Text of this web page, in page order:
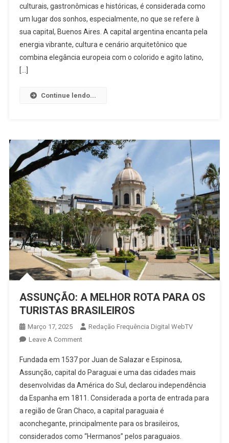
LINDAMENTE
ENCANTADORA
culturais, gastronômicas e históricas, é considerada como
um lugar dos sonhos, especialmente, no que se refere à
sua capital, Buenos Aires. A capital argentina encanta pela
energia vibrante, cultura e cenário arquitetônico que
combina elegância europeia com o colorido e agito latino,
[…]
Continue lendo...
ASSUNÇÃO: A MELHOR ROTA PARA OS
TURISTAS BRASILEIROS
Março 17, 2025
Redação Frequência Digital WebTV
Leave A CommentOn
A
MELHOR
ROTA
PARA
OS
TURISTAS
BRASILEIROS
Fundada em 1537 por Juan de Salazar e Espinosa,
Assunção, capital do Paraguai e uma das cidades mais
desenvolvidas da América do Sul, declarou independência
da Espanha em 1811. Considerada a porta de entrada para
a região de Gran Chaco, a capital paraguaia é
aconchegante, principalmente para os brasileiros,
considerados como “Hermanos” pelos paraguaios.